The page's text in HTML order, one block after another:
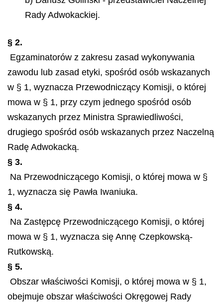
Rady Adwokackiej.
§ 2.
Egzaminatorów z zakresu zasad wykonywania
zawodu lub zasad etyki, spośród osób wskazanych
w § 1, wyznacza Przewodniczący Komisji, o której
mowa w § 1, przy czym jednego spośród osób
wskazanych przez Ministra Sprawiedliwości,
drugiego spośród osób wskazanych przez Naczelną
Radę Adwokacką.
§ 3.
Na Przewodniczącego Komisji, o której mowa w §
1, wyznacza się Pawła Iwaniuka.
§ 4.
Na Zastępcę Przewodniczącego Komisji, o której
mowa w § 1, wyznacza się Annę Czepkowską-
Rutkowską.
§ 5.
Obszar właściwości Komisji, o której mowa w § 1,
obejmuje obszar właściwości Okręgowej Rady